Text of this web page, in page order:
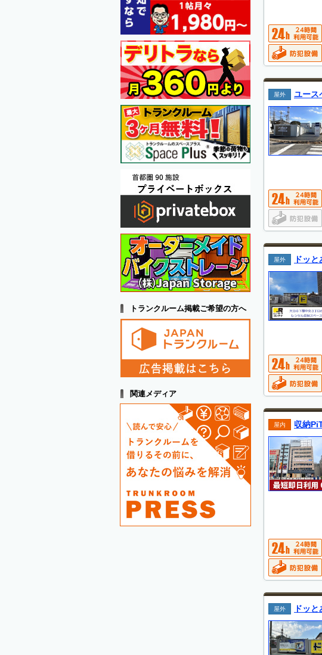
屋外 ユース
屋外 ドッ
屋内 収納
屋外 ドッ
トランクルーム掲載ご希望の方へ
関連メディア